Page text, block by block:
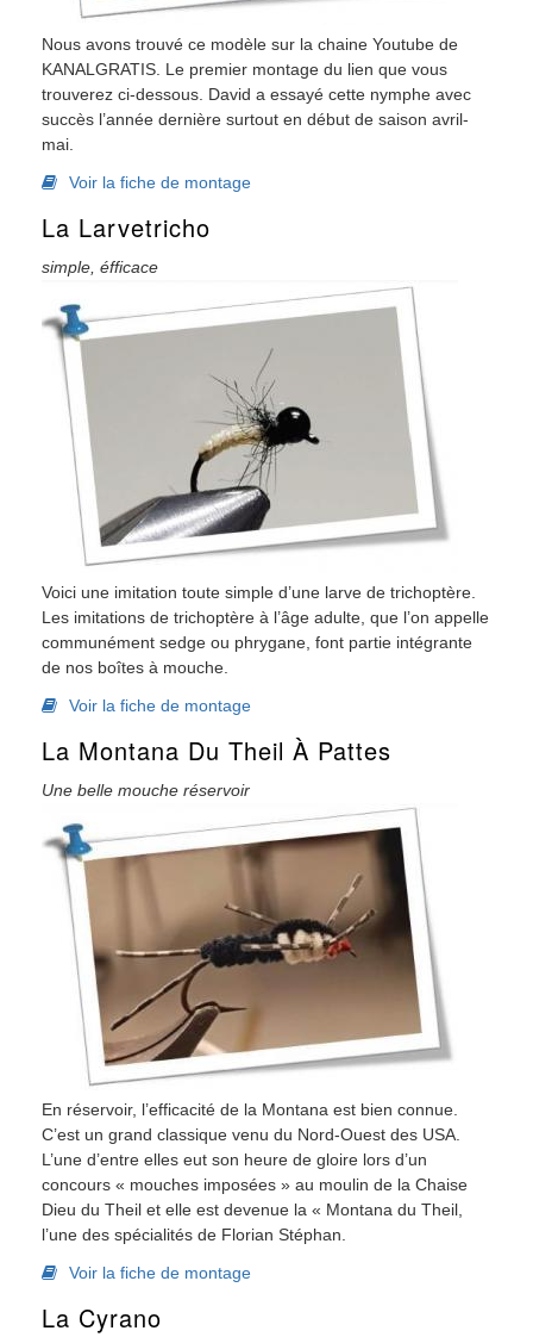
Nous avons trouvé ce modèle sur la chaine Youtube de
KANALGRATIS. Le premier montage du lien que vous
trouverez ci-dessous. David a essayé cette nymphe avec
succès l’année dernière surtout en début de saison avril-
mai.
Voir la fiche de montage
La Larvetricho
simple, éfficace
Voici une imitation toute simple d’une larve de trichoptère.
Les imitations de trichoptère à l’âge adulte, que l’on appelle
communément sedge ou phrygane, font partie intégrante
de nos boîtes à mouche.
Voir la fiche de montage
La Montana Du Theil À Pattes
Une belle mouche réservoir
En réservoir, l’efficacité de la Montana est bien connue.
C’est un grand classique venu du Nord-Ouest des USA.
L’une d’entre elles eut son heure de gloire lors d’un
concours « mouches imposées » au moulin de la Chaise
Dieu du Theil et elle est devenue la « Montana du Theil,
l’une des spécialités de Florian Stéphan.
Voir la fiche de montage
La Cyrano